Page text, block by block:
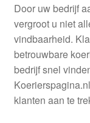
Door uw bedrijf
vergroot u niet
vindbaarheid.
betrouwbare
bedrijf snel
klanten aan te